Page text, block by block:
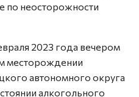
по неосторожности
2023 года вечером
месторождении
автономного округа
алкогольного